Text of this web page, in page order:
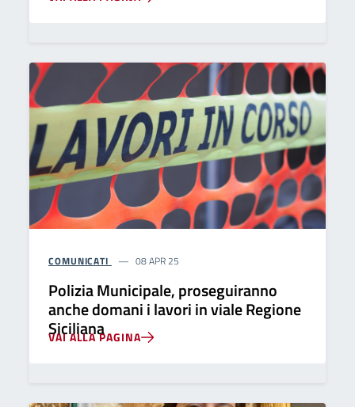
COMUNICATI 08 APR 25
Polizia Municipale, proseguiranno
anche domani i lavori in viale Regione
Siciliana
VAI ALLA PAGINA